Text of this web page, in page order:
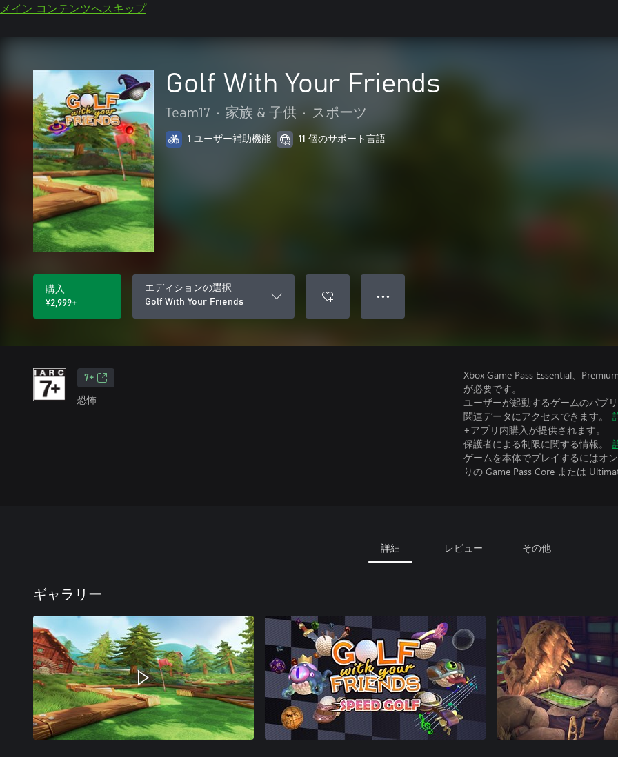
メイン コンテンツへスキップ
Golf With Your Friends
Team17 • 家族 & 子供 • スポーツ
1 ユーザー補助機能 11 個のサポート言語
購入
¥2,999+
エディションの選択
Golf With Your Friends
● ● ●
7+
恐怖
Xbox Game Pass Essential、
が必要です。
ユーザーが起動するゲームのパブ
関連データにアクセスできます。
+アプリ内購入が提供されます。
保護者による制限に関する情報。
ゲームを本体でプレイするにはオ
りの Game Pass Core または
詳細 レビュー その他
ギャラリー